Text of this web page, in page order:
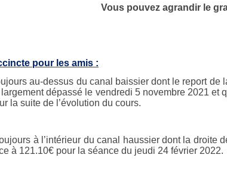
Vous pouvez agrandir le
pour les amis :
au-dessus du canal baissier dont le report
dépassé le vendredi 5 novembre 2021
la suite de l’évolution du cours.
à l’intérieur du canal haussier dont la
à 121.10€ pour la séance du jeudi 24 février 2022.